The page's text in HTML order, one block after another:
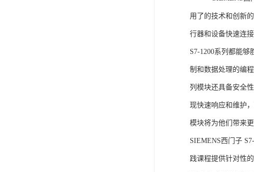
用了的技术和创新
行器和设备快速连
S7-1200系列都能
制和数据处理的编
列模块还具备安全
现快速响应和维护
模块将为他们带来
SIEMENS西门子
践课程提供针对性